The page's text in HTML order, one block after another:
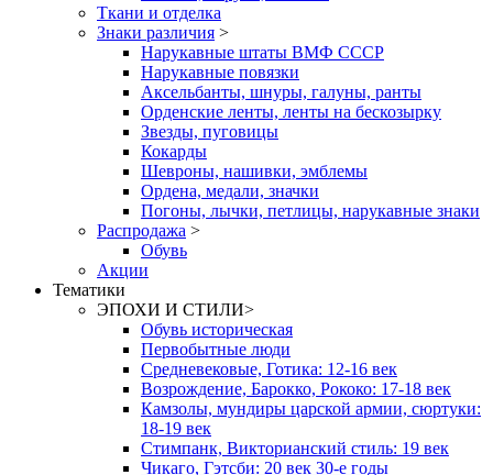
Ткани и отделка
Знаки различия >
Нарукавные штаты ВМФ СССР
Нарукавные повязки
Аксельбанты, шнуры, галуны, ранты
Орденские ленты, ленты на бескозырку
Звезды, пуговицы
Кокарды
Шевроны, нашивки, эмблемы
Ордена, медали, значки
Погоны, лычки, петлицы, нарукавные знаки
Распродажа >
Обувь
Акции
Тематики
ЭПОХИ И СТИЛИ>
Обувь историческая
Первобытные люди
Средневековые, Готика: 12-16 век
Возрождение, Барокко, Рококо: 17-18 век
Камзолы, мундиры царской армии, сюртуки:
18-19 век
Стимпанк, Викторианский стиль: 19 век
Чикаго, Гэтсби: 20 век 30-е годы